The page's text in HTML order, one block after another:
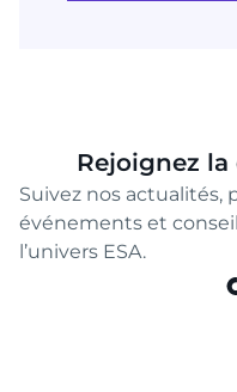
Rejoignez
Suivez nos actualités,
événements et
l’univers ESA.